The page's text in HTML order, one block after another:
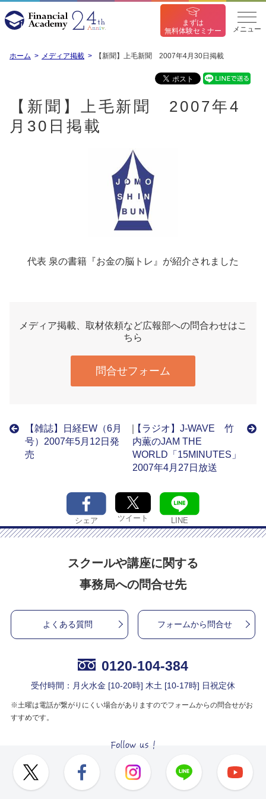
まずは
無料体験セミナー
メニュー
ホーム メディア掲載 【新聞】上毛新聞 2007年4月30日掲載
【新聞】上毛新聞 2007年4
月30日掲載
代表 泉の書籍『お金の脳トレ』が紹介されました
メディア掲載、取材依頼など広報部への問合わせはこ
ちら
問合せフォーム
【雑誌】日経EW（6月
号）2007年5月12日発
売
【ラジオ】J-WAVE 竹
内薫のJAM THE
WORLD「15MINUTES」
2007年4月27日放送
シェア ツイート LINE
スクールや講座に関する
事務局への問合せ先
よくある質問 フォームから問合せ
0120-104-384
受付時間：月火水金 [10-20時] 木土 [10-17時] 日祝定休
※土曜は電話が繋がりにくい場合がありますのでフォームからの問合せがお
すすめです。